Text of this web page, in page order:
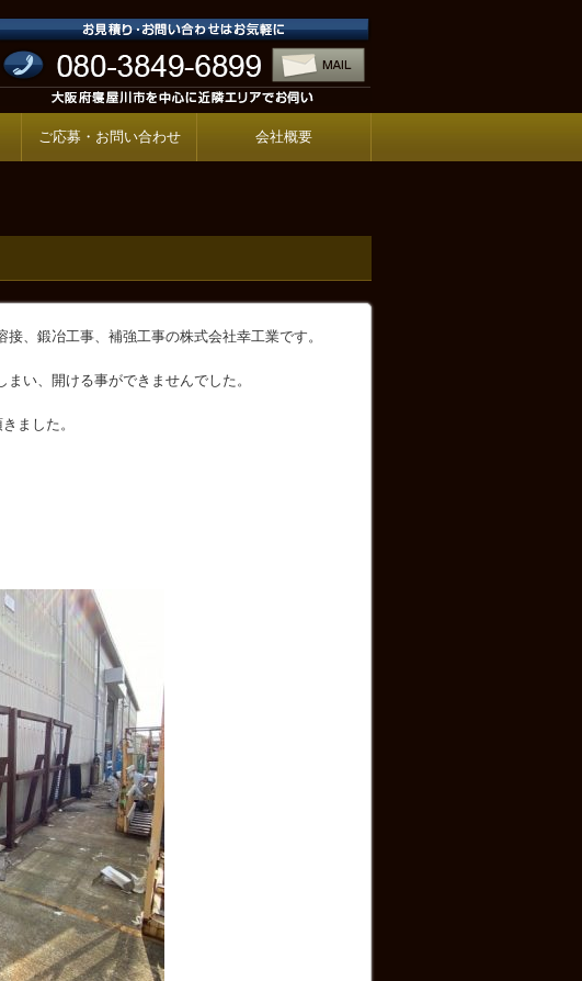
ご応募・お問い合わせ 会社概要
、鍛冶工事、補強工事の株式会社幸工業です。
い、開ける事ができませんでした。
ました。